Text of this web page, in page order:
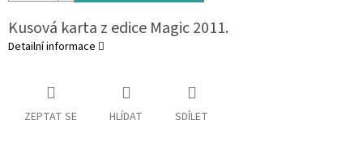
Kusová karta z edice Magic 2011.
Detailní informace
ZEPTAT SE HLÍDAT SDÍLET